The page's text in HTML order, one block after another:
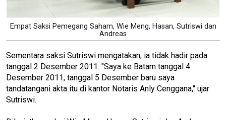
Empat Saksi Pemegang Saham, Wie Meng, Hasan, Sutriswi dan
Andreas
Sementara saksi Sutriswi mengatakan, ia tidak hadir pada
tanggal 2 Desember 2011. "Saya ke Batam tanggal 4
Desember 2011, tanggal 5 Desember baru saya
tandatangani akta itu di kantor Notaris Anly Cenggana," ujar
Sutriswi.